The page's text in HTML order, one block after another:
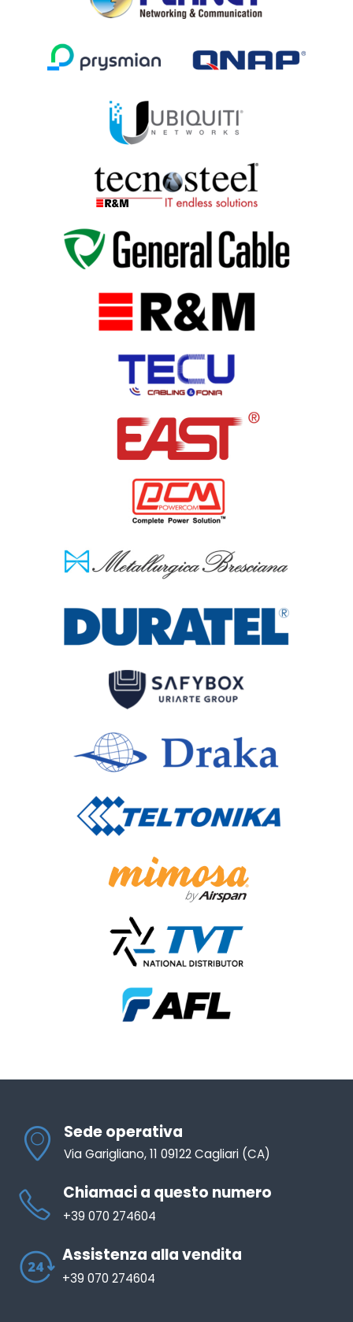
Sede operativa
Via Garigliano, 11 09122 Cagliari (CA)
Chiamaci a questo numero
+39 070 274604
Assistenza alla vendita
+39 070 274604